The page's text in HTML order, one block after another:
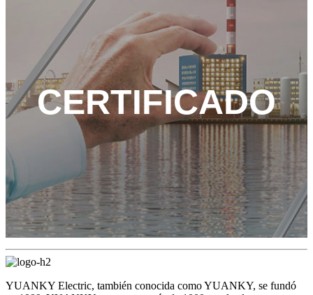
CERTIFICADO
YUANKY Electric, también conocida como YUANKY, se fundó